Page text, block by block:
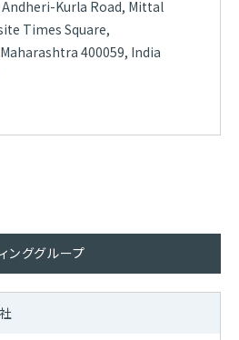
Kurla Road, Mittal
Times Square,
400059, India
ンググループ